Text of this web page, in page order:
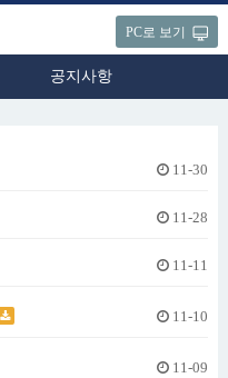
PC로 보기
공지사항
11-30
11-28
11-11
11-10
11-09